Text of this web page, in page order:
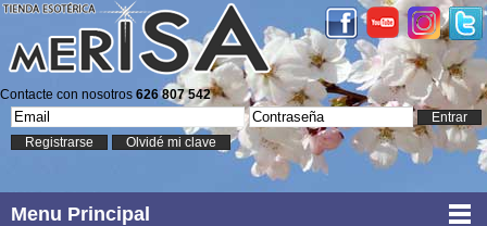
Contacte con nosotros 626 807 542
Entrar
Registrarse
Olvidé mi clave
Menu Principal